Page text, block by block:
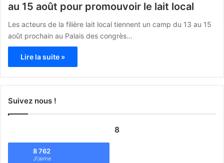
au 15 août pour promouvoir le lait local
Les acteurs de la filière lait local tiennent un camp du 13 au 15
août prochain au Palais des congrès…
Lire la suite »
Suivez nous !
8
8 762
J\'aime